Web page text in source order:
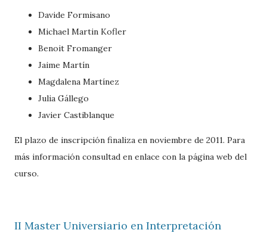
Davide Formisano
Michael Martin Kofler
Benoit Fromanger
Jaime Martín
Magdalena Martínez
Julia Gállego
Javier Castiblanque
El plazo de inscripción finaliza en noviembre de 2011. Para
más información consultad en enlace con la página web del
curso.
II Master Universiario en Interpretación